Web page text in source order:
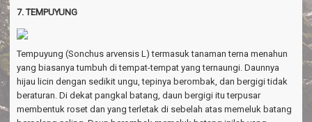
7. TEMPUYUNG
Tempuyung (Sonchus arvensis L) termasuk tanaman terna menahun
yang biasanya tumbuh di tempat-tempat yang ternaungi. Daunnya
hijau licin dengan sedikit ungu, tepinya berombak, dan bergigi tidak
beraturan. Di dekat pangkal batang, daun bergigi itu terpusar
membentuk roset dan yang terletak di sebelah atas memeluk batang